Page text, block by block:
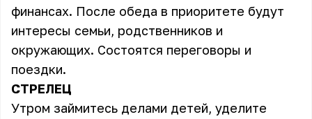
финансах. После обеда в приоритете будут
интересы семьи, родственников и
окружающих. Состоятся переговоры и
поездки.
СТРЕЛЕЦ
Утром займитесь делами детей, уделите